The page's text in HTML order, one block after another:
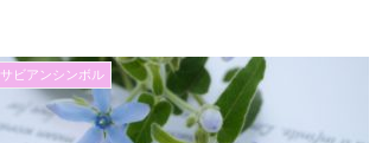
サビアンシンボル